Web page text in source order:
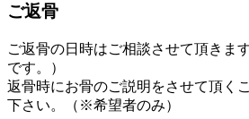
ご返骨
ご返骨の日時はご相談させて頂きま
です。）
返骨時にお骨のご説明をさせて頂く
下さい。（※希望者のみ）